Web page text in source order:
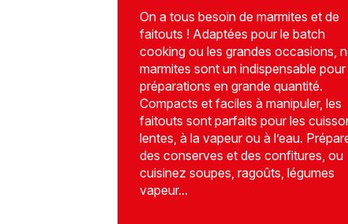
On a tous besoin de marmites et de
faitouts ! Adaptées pour le batch
cooking ou les grandes occasions,
marmites sont un indispensable pour
préparations en grande quantité.
Compacts et faciles à manipuler, les
faitouts sont parfaits pour les
lentes, à la vapeur ou à l’eau.
des conserves et des confitures, ou
cuisinez soupes, ragoûts, légumes
vapeur...